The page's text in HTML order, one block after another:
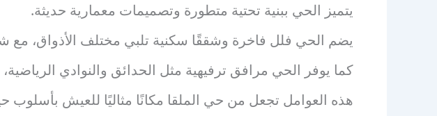
يتميز الحي ببنية تحتية متطورة وتصميمات معمارية حديثة.
يضم الحي فلل فاخرة وشققًا سكنية تلبي مختلف الأذواق،
كما يوفر الحي مرافق ترفيهية مثل الحدائق والنوادي
هذه العوامل تجعل من حي الملقا مكانًا مثاليًا للعيش بأسلوب